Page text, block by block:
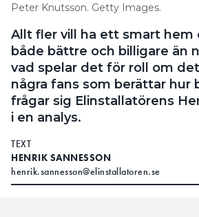
Peter Knutsson. Getty Images.
Allt fler vill ha ett smart hem
både bättre och billigare än
vad spelar det för roll om
några fans som berättar hur
frågar sig Elinstallatörens
i en analys.
TEXT
HENRIK SANNESSON
henrik.sannesson@elinstallatoren.se